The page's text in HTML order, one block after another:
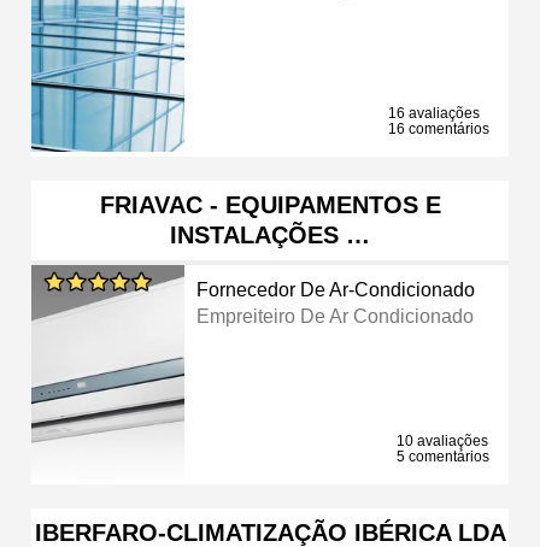
16 avaliações
16 comentários
FRIAVAC - EQUIPAMENTOS E
INSTALAÇÕES …
Fornecedor De Ar-Condicionado
Empreiteiro De Ar Condicionado
10 avaliações
5 comentários
IBERFARO-CLIMATIZAÇÃO IBÉRICA LDA